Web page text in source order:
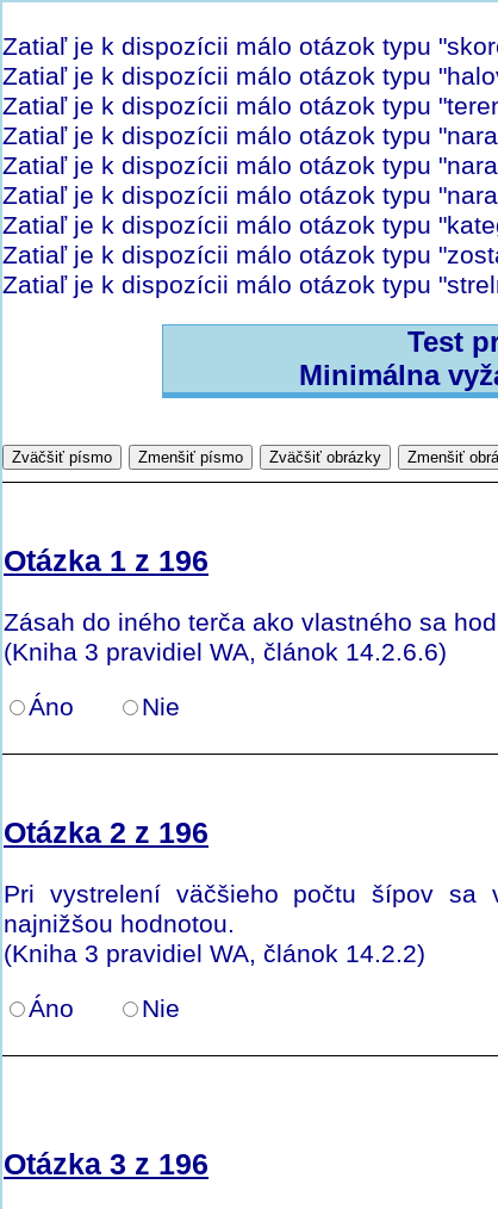
Zatiaľ je k dispozícii málo otázok typu
Zatiaľ je k dispozícii málo otázok typu
Zatiaľ je k dispozícii málo otázok typu
Zatiaľ je k dispozícii málo otázok typu
Zatiaľ je k dispozícii málo otázok typu
Zatiaľ je k dispozícii málo otázok typu
Zatiaľ je k dispozícii málo otázok typu
Zatiaľ je k dispozícii málo otázok typu
Zatiaľ je k dispozícii málo otázok typu
Test
Minimálna
Otázka 1 z 196
Zásah do iného terča ako vlastného sa
(Kniha 3 pravidiel WA, článok 14.2.6.6)
Áno
Nie
Otázka 2 z 196
Pri vystrelení väčšieho počtu šípov sa
najnižšou hodnotou.
(Kniha 3 pravidiel WA, článok 14.2.2)
Áno
Nie
Otázka 3 z 196